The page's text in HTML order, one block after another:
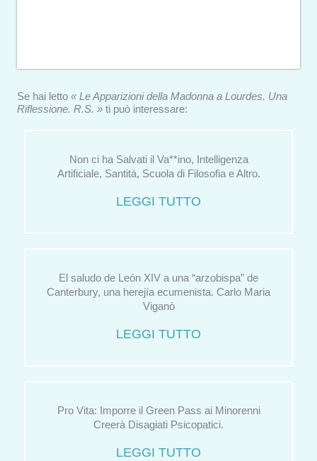
Se hai letto « Le Apparizioni della Madonna a Lourdes. Una
Riflessione. R.S. » ti può interessare:
Non ci ha Salvati il Va**ino, Intelligenza
Artificiale, Santità, Scuola di Filosofia e Altro.
LEGGI TUTTO
El saludo de León XIV a una “arzobispa” de
Canterbury, una herejía ecumenista. Carlo Maria
Viganò
LEGGI TUTTO
Pro Vita: Imporre il Green Pass ai Minorenni
Creerà Disagiati Psicopatici.
LEGGI TUTTO